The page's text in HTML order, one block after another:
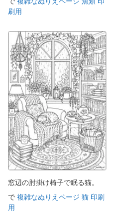
刷用
窓辺の肘掛け椅子で眠る猫。
で 複雑なぬりえページ 猫 印刷
用